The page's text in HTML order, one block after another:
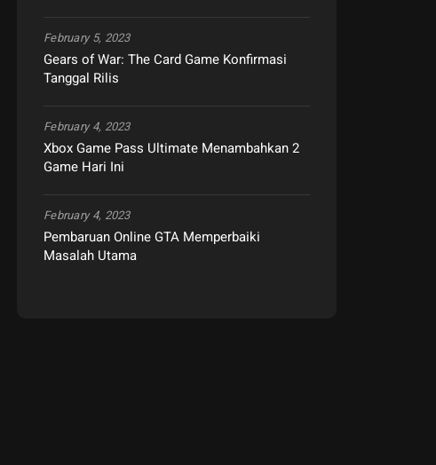
Gears of War: The Card Game Konfirmasi
Tanggal Rilis
February 5, 2023
Xbox Game Pass Ultimate Menambahkan 2
Game Hari Ini
February 4, 2023
Pembaruan Online GTA Memperbaiki
Masalah Utama
February 4, 2023